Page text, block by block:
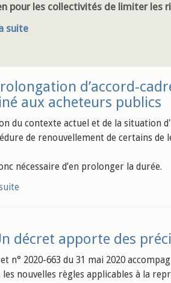
pour les collectivités de limiter les
suite
d’accord-
aux acheteurs publics
du contexte actuel et de la situation
de renouvellement de certains de
nécessaire d’en prolonger la durée.
décret apporte des
n° 2020-663 du 31 mai 2020
nouvelles règles applicables à la